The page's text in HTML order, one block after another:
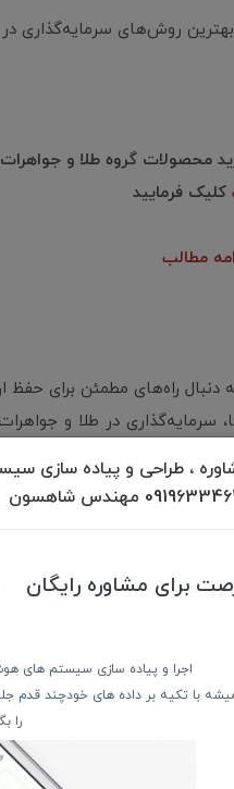
، طراحی و پیاده سازی
مهندس شاهسون
برای مشاوره رایگان
اجرا و پیاده سازی سیستم های
با تکیه بر داده های خودچند قدم
را
روش‌های سرمایه‌گذاری
محصولات گروه طلا و
کلیک فرمایید
مطالب
دنبال راه‌های مطمئن برای
سرمایه‌گذاری در طلا و
در دوره‌های تورمی، افزایش
شمش نیست؛ خرید جواهرات
داشته باشد و هم یک